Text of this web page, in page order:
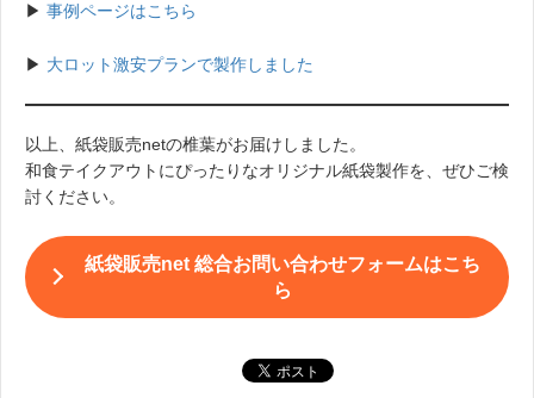
▶︎ 事例ページはこちら
▶︎ 大ロット激安プランで製作しました
以上、紙袋販売netの椎葉がお届けしました。
和食テイクアウトにぴったりなオリジナル紙袋製作を、ぜひご検
討ください。
紙袋販売net 総合お問い合わせフォームはこち
ら